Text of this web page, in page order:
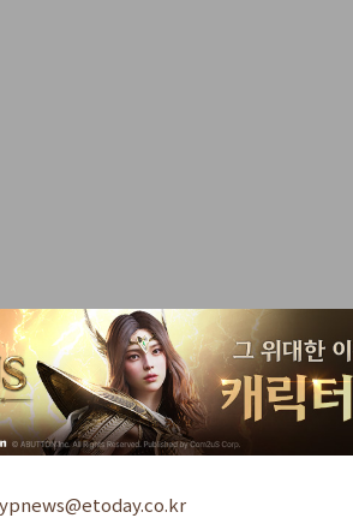
ypnews@etoday.co.kr